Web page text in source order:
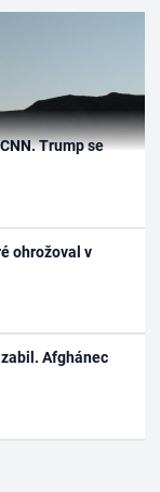
Trump se
ohrožoval v
Afghánec